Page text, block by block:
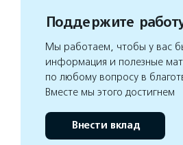
Поддержите
Мы работаем, чтобы у вас
информация и полезные
по любому вопросу в
Вместе мы этого достигнем
Внести вклад